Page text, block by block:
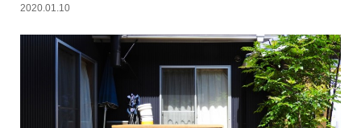
2020.01.10